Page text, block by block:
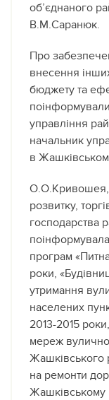
об’єднаного
В.М.Саранюк.
Про
внесення
бюджету та
управління
начальник
в
О.О.Кривошея,
розвитку,
господарства
програм
роки,
утримання
населених
2013-2015
мереж
Жашківського
на ремонти
Жашківському